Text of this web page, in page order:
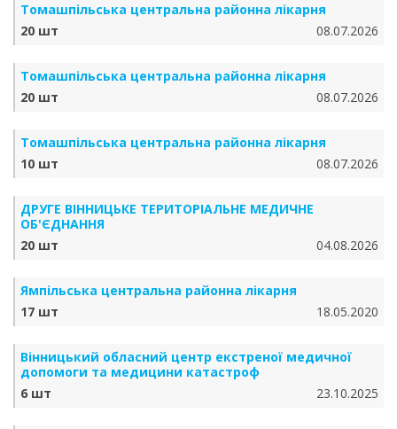
Томашпільська центральна районна лікарня
20 шт
08.07.2026
Томашпільська центральна районна лікарня
20 шт
08.07.2026
Томашпільська центральна районна лікарня
10 шт
08.07.2026
ДРУГЕ ВІННИЦЬКЕ ТЕРИТОРІАЛЬНЕ МЕДИЧНЕ
ОБ'ЄДНАННЯ
20 шт
04.08.2026
Ямпільська центральна районна лікарня
17 шт
18.05.2020
Вінницький обласний центр екстреної медичної
допомоги та медицини катастроф
6 шт
23.10.2025